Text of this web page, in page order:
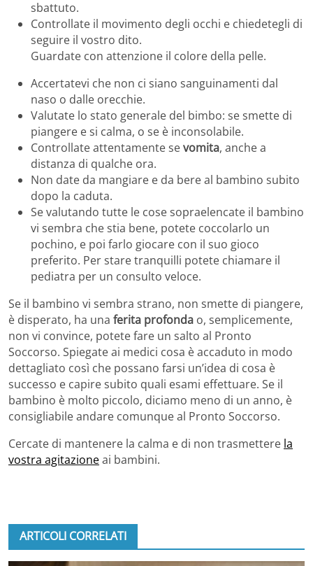
sbattuto.
Controllate il movimento degli occhi e chiedetegli di
seguire il vostro dito.
Guardate con attenzione il colore della pelle.
Accertatevi che non ci siano sanguinamenti dal
naso o dalle orecchie.
Valutate lo stato generale del bimbo: se smette di
piangere e si calma, o se è inconsolabile.
Controllate attentamente sevomita, anche a
distanza di qualche ora.
Non date da mangiare e da bere al bambino subito
dopo la caduta.
Se valutando tutte le cose sopraelencate il bambino
vi sembra che stia bene, potete coccolarlo un
pochino, e poi farlo giocare con il suo gioco
preferito. Per stare tranquilli potete chiamare il
pediatra per un consulto veloce.
Se il bambino vi sembra strano, non smette di piangere,
è disperato, ha una ferita profonda o, semplicemente,
non vi convince, potete fare un salto al Pronto
Soccorso. Spiegate ai medici cosa è accaduto in modo
dettagliato così che possano farsi un’idea di cosa è
successo e capire subito quali esami effettuare. Se il
bambino è molto piccolo, diciamo meno di un anno, è
consigliabile andare comunque al Pronto Soccorso.
Cercate di mantenere la calma e di non trasmettere la
vostra agitazioneai bambini.
ARTICOLI CORRELATI